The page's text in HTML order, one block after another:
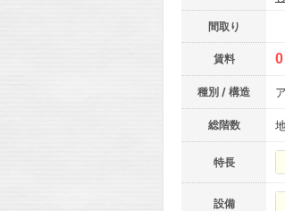
間取り
賃料 0
種別 / 構造
総階数
特長
設備